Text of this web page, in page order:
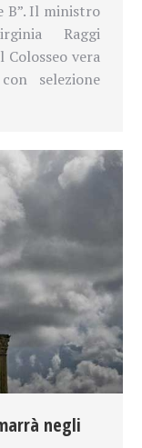
B”. Il ministro
Raggi
vera
selezione
negli